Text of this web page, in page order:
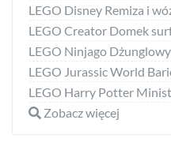
Zobacz więcej